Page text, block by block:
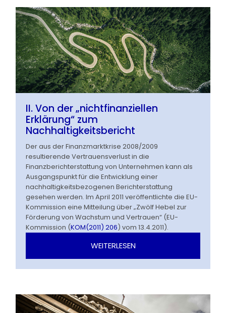
II. Von der „nichtfinanziellen
Erklärung“ zum
Nachhaltigkeitsbericht
Der aus der Finanzmarktkrise 2008/2009
resultierende Vertrauensverlust in die
Finanzberichterstattung von Unternehmen kann als
Ausgangspunkt für die Entwicklung einer
nachhaltigkeitsbezogenen Berichterstattung
gesehen werden. Im April 2011 veröffentlichte die EU-
Kommission eine Mitteilung über „Zwölf Hebel zur
Förderung von Wachstum und Vertrauen“ (EU-
Kommission (KOM(2011) 206) vom 13.4.2011).
WEITERLESEN